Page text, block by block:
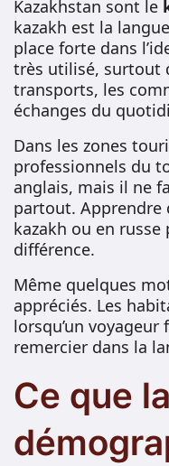
Kazakhstan sont le
kazakh est la
place forte dans
très utilisé, surtout
transports, les
échanges du
Dans les zones
professionnels du
anglais, mais il ne
partout. Apprendre
kazakh ou en
différence.
Même quelques
appréciés. Les
lorsqu’un voyageur
remercier dans la
Ce que la